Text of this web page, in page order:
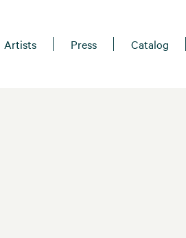
Artists Press Catalog